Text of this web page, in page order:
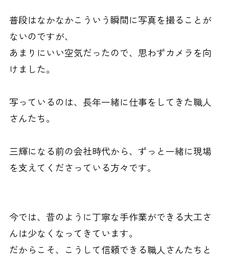
普段はなかなかこういう瞬間に写真を撮ることが
ないのですが、
あまりにいい空気だったので、思わずカメラを向
けました。
写っているのは、長年一緒に仕事をしてきた職人
さんたち。
三輝になる前の会社時代から、ずっと一緒に現場
を支えてくださっている方々です。
今では、昔のように丁寧な手作業ができる大工さ
んは少なくなってきています。
だからこそ、こうして信頼できる職人さんたちと